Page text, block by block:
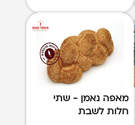
מאפה נאמן - שתי
חלות לשבת